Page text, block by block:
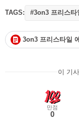
TAGS: #3on3 프리스타
3on3 프리스타일
이 기
만점
0